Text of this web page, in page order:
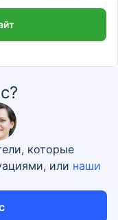
которые
или наши